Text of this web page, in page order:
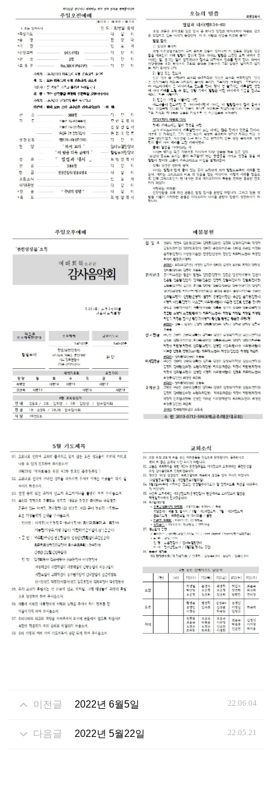
이전글 2022년 6월5일 22.06.04
다음글 2022년 5월22일 22.05.21